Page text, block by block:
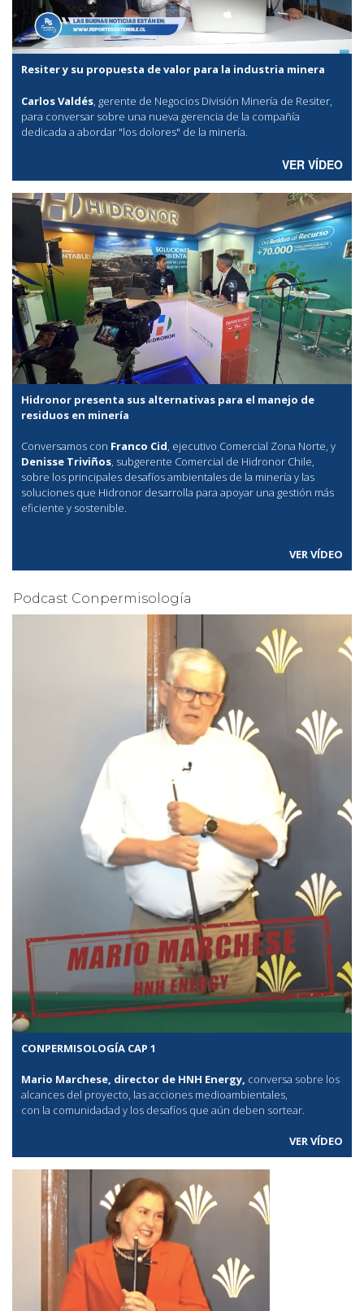
Resiter y su propuesta de valor para la industria minera
Carlos Valdés, gerente de Negocios División Minería de Resiter,
para conversar sobre una nueva gerencia de la compañía
dedicada a abordar "los dolores" de la minería.
VER VÍDEO
Hidronor presenta sus alternativas para el manejo de
residuos en minería
Conversamos con Franco Cid, ejecutivo Comercial Zona Norte, y
Denisse Triviños, subgerente Comercial de Hidronor Chile,
sobre los principales desafíos ambientales de la minería y las
soluciones que Hidronor desarrolla para apoyar una gestión más
eficiente y sostenible.
VER VÍDEO
Podcast Conpermisología
CONPERMISOLOGÍA CAP 1
Mario Marchese, director de HNH Energy, conversa sobre los
alcances del proyecto, las acciones medioambientales,
con la comunidadad y los desafíos que aún deben sortear.
VER VÍDEO